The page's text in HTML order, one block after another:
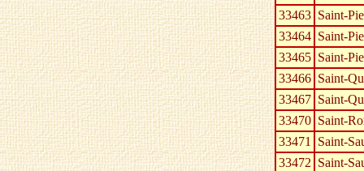
33463 Saint-
33464 Saint-
33465 Saint-
33466 Saint-
33467 Saint-
33470 Saint-
33471 Saint-
33472 Saint-